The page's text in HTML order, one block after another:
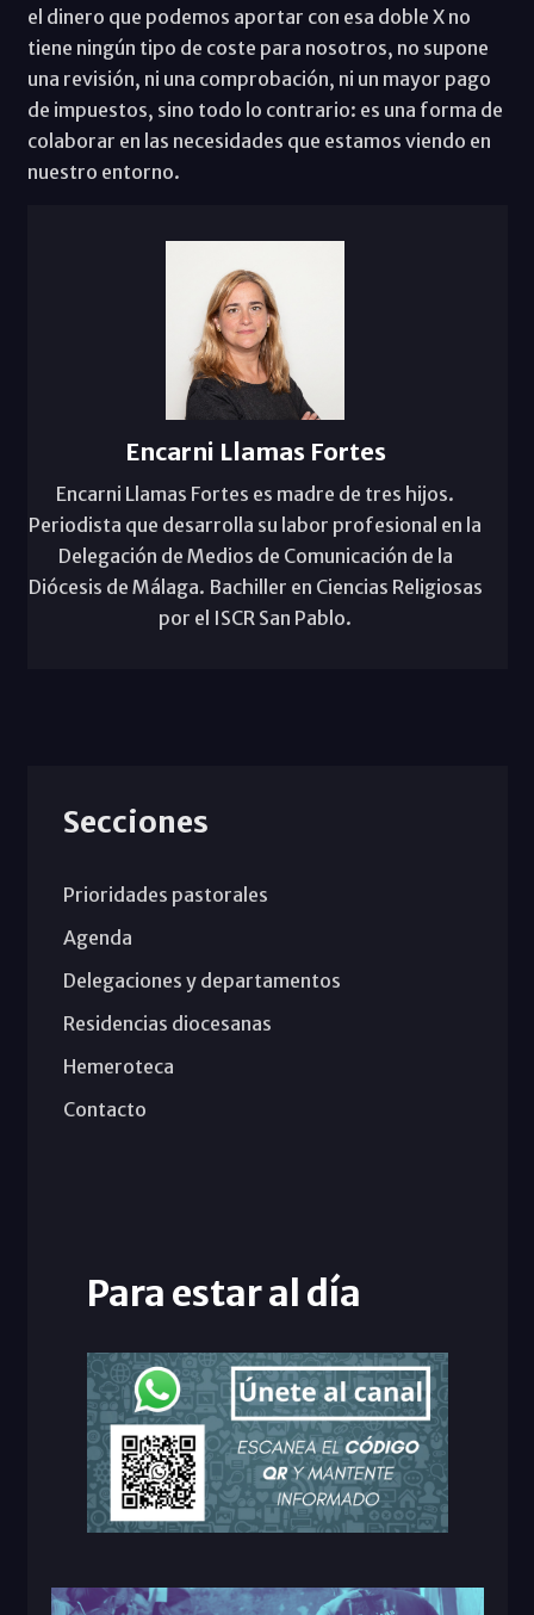
el dinero que podemos aportar con esa doble X no
tiene ningún tipo de coste para nosotros, no supone
una revisión, ni una comprobación, ni un mayor pago
de impuestos, sino todo lo contrario: es una forma de
colaborar en las necesidades que estamos viendo en
nuestro entorno.
Encarni Llamas Fortes
Encarni Llamas Fortes es madre de tres hijos.
Periodista que desarrolla su labor profesional en la
Delegación de Medios de Comunicación de la
Diócesis de Málaga. Bachiller en Ciencias Religiosas
por el ISCR San Pablo.
Secciones
Prioridades pastorales
Agenda
Delegaciones y departamentos
Residencias diocesanas
Hemeroteca
Contacto
Para estar al día